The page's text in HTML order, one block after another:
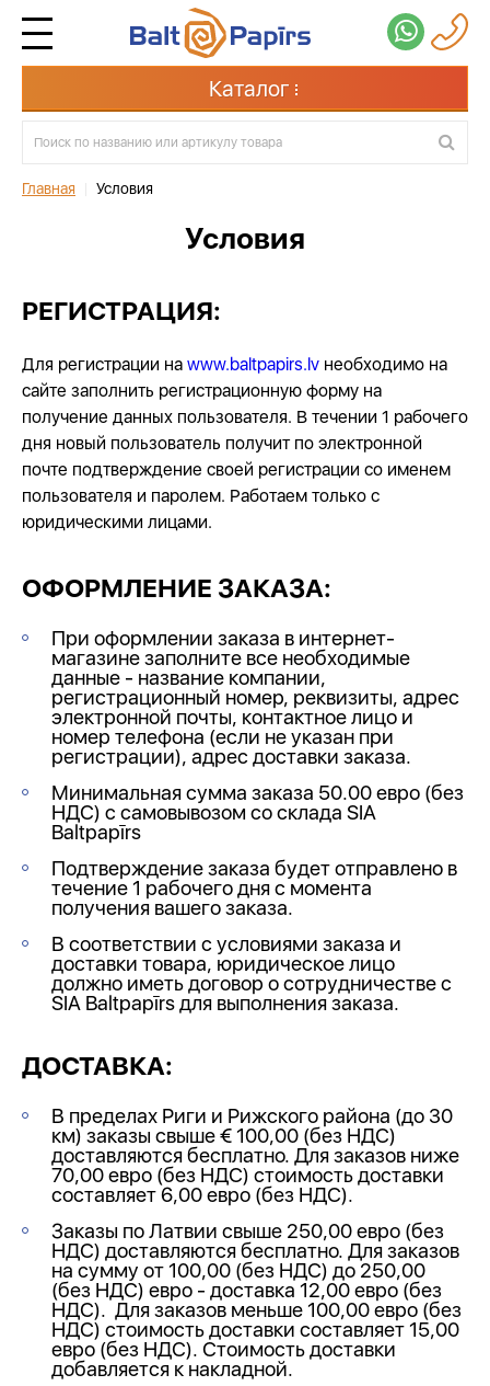
Каталог
Главная Условия
Условия
РЕГИСТРАЦИЯ:
Для регистрации на www.baltpapirs.lv необходимо на
сайте заполнить регистрационную форму на
получение данных пользователя. В течении 1 рабочего
дня новый пользователь получит по электронной
почте подтверждение своей регистрации со именем
пользователя и паролем. Работаем только с
юридическими лицами.
ОФОРМЛЕНИЕ ЗАКАЗА:
При оформлении заказа в интернет-
магазине заполните все необходимые
данные - название компании,
регистрационный номер, реквизиты, адрес
электронной почты, контактное лицо и
номер телефона (если не указан при
регистрации), адрес доставки заказа.
Минимальная сумма заказа 50.00 евро (без
НДС) c самовывозом со склада SIA
Baltpapīrs
Подтверждение заказа будет отправлено в
течение 1 рабочего дня с момента
получения вашего заказа.
В соответствии с условиями заказа и
доставки товара, юридическое лицо
должно иметь договор о сотрудничестве с
SIA Baltpapīrs для выполнения заказа.
ДОСТАВКА:
В пределах Риги и Рижского района (до 30
км) заказы свыше € 100,00 (без НДС)
доставляются бесплатно. Для заказов ниже
70,00 евро (без НДС) стоимость доставки
составляет 6,00 евро (без НДС).
Заказы по Латвии свыше 250,00 евро (без
НДС) доставляются бесплатно. Для заказов
на сумму от 100,00 (без НДС) до 250,00
(без НДС) евро - доставка 12,00 евро (без
НДС). Для заказов меньше 100,00 евро (без
НДС) стоимость доставки составляет 15,00
евро (без НДС). Стоимость доставки
добавляется к накладной.